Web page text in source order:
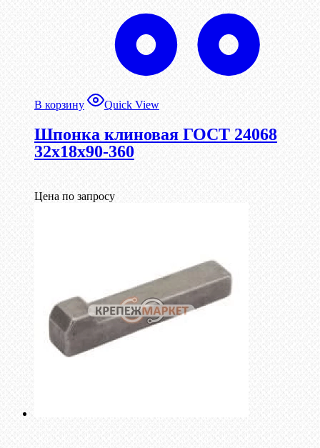
В корзину Quick View
Шпонка клиновая ГОСТ 24068
32х18х90-360
Цена по запросу